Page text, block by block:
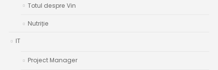
Totul despre Vin
Nutriție
IT
Project Manager